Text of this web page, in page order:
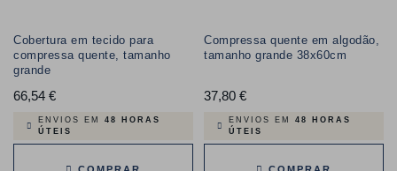
Cobertura em tecido para
compressa quente, tamanho
grande
66,54 €Preço
ENVIOS EM 48 HORAS
ÚTEIS
Compressa quente em algodão,
tamanho grande 38x60cm
37,80 €Preço
ENVIOS EM 48 HORAS
ÚTEIS